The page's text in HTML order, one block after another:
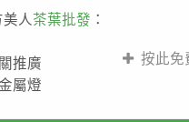
人 茶葉批發 ：
推廣
屬燈
按此免